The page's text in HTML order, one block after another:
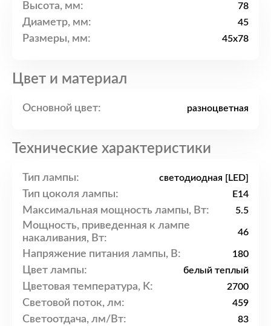
Высота, мм: 78
Диаметр, мм: 45
Размеры, мм: 45x78
Цвет и материал
Основной цвет: разноцветная
Технические характеристики
Тип лампы: светодиодная [LED]
Тип цоколя лампы: E14
Максимальная мощность лампы, Вт: 5.5
Мощность, приведенная к лампе
накаливания, Вт:
46
Напряжение питания лампы, В: 180
Цвет лампы: белый теплый
Цветовая температура, K: 2700
Световой поток, лм: 459
Светоотдача, лм/Вт: 83